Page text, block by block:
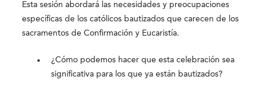
Esta sesión abordará las necesidades y preocupaciones
específicas de los católicos bautizados que carecen de los
sacramentos de Confirmación y Eucaristía.
¿Cómo podemos hacer que esta celebración sea
significativa para los que ya están bautizados?